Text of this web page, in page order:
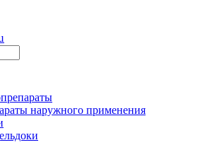
наружного применения